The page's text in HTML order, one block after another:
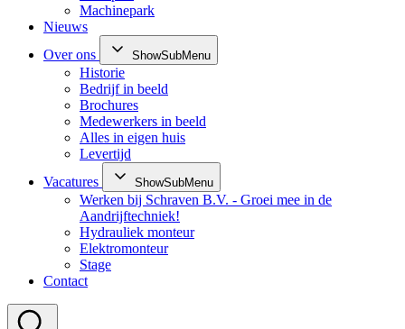
Machinepark
Nieuws
Over ons
ShowSubMenu
Historie
Bedrijf in beeld
Brochures
Medewerkers in beeld
Alles in eigen huis
Levertijd
Vacatures
ShowSubMenu
Werken bij Schraven B.V. - Groei mee in de
Aandrijftechniek!
Hydrauliek monteur
Elektromonteur
Stage
Contact